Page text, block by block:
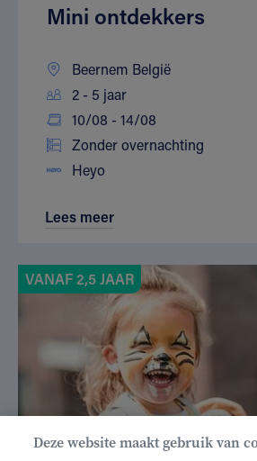
Mini ontdekkers
Beernem België
2 - 5 jaar
10/08 - 14/08
Zonder overnachting
Heyo
Lees meer
VANAF 2,5 JAAR
Deze website maakt gebruik van